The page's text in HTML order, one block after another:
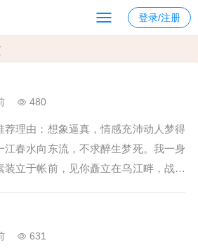
登录/注册
480
荐理由：想象逼真，情感充沛动人梦得
江春水向东流，不求醉生梦死。我一身
装立于帐前，见你矗立在乌江畔，战袍
631